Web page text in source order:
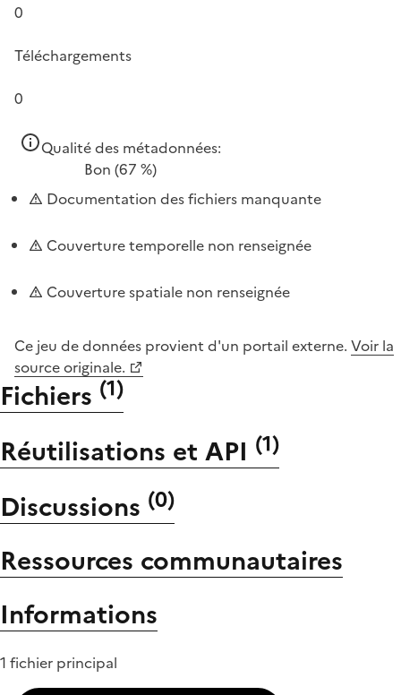
0
Téléchargements
0
Qualité des métadonnées:
Bon (67 %)
Documentation des fichiers manquante
Couverture temporelle non renseignée
Couverture spatiale non renseignée
Ce jeu de données provient d'un portail externe. Voir la
source originale.
Fichiers (1)
Réutilisations et API (1)
Discussions (0)
Ressources communautaires
Informations
1 fichier principal